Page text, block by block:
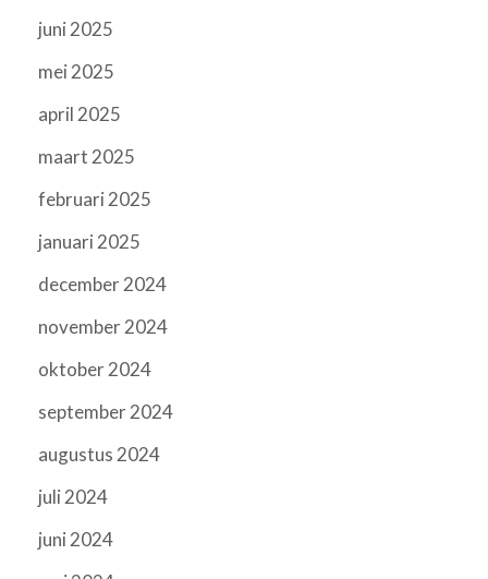
juni 2025
mei 2025
april 2025
maart 2025
februari 2025
januari 2025
december 2024
november 2024
oktober 2024
september 2024
augustus 2024
juli 2024
juni 2024